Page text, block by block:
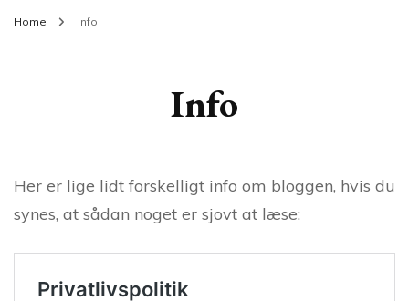
Home Info
Info
Her er lige lidt forskelligt info om bloggen, hvis du
synes, at sådan noget er sjovt at læse: